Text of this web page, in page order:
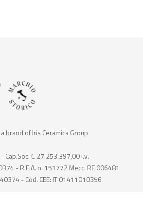
brand of Iris Ceramica Group
Cap.Soc. € 27.253.397,00 i.v.
- R.E.A. n. 151772 Mecc. RE 006481
- Cod. CEE: IT 01411010356